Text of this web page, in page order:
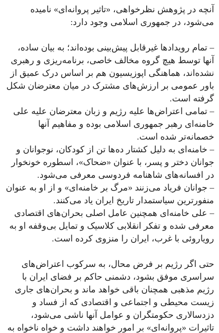
آنچه در پژوهش نظرخواهی، «تاثیر پروانه‌ای» نامیده
می‌شود، در جمهوری اسلامی وجود دارد:
– تمام رویدادها غیرقابل پیش‌بینی بوده‌اند؛ به بیان ساده،
آنها توسط هیچ گروه مخالف خاصی، برنامه‌ریزی و رهبری
نشده‌اند، هماهنگی اپوزیسیون هم بر اساس درک عمیق از
باور عمومی‌ بر ارزش‌های مشترک در میان معترضان شکل
گرفته است.
– تمامی‌ اعتراض‌ها علیه رژیم و زبان معترضان علیه علی
خامنه‌ای رهبر جمهوری اسلامی بوده و مفاهیم آنها
خصمانه‌تر شده است.
– خامنه‌ای به دلیل کشتار ده‌ها تن از کودکان، نوجوانان و
جوانان دختر و پسر، با عنوان «ضحاک»، اسطوره خونخوار
در افسانه‌های شاهنامه فردوسی معرفی می‌شود.
– جوانان فریاد می‌زنند «مرگ بر خامنه‌ای» و از او به عنوان
منفورترین سیاستمدار تاریخ ایران یاد می‌کنند.
– علی خامنه‌ای همچنین عامل اصلی بحران‌های اقتصادی
معرفی شده و تفکر انقلابی کلاسیک و تمایل بی‌وقفه او به
رویاروئی با غرب، ایران را منزوی کرده است.
حتی اگر رژیم بر فرض محال، به سرکوب اعتراض‌های
سراسری موفق بشود، دشمنی حاکم بر فضای ایران با
رژیم مذهبی همچنان باقی خواهد ماند و بحران‌های جاری
زیست محیطی و اجتماعی و اقتصادی که از فساد و
دزدسالاری حکومتگران و عوامل آنها ناشی می‌شود،
تاثیرات «پروانه‌ای» بر امور خواهند داشت و خواه ناخواه به